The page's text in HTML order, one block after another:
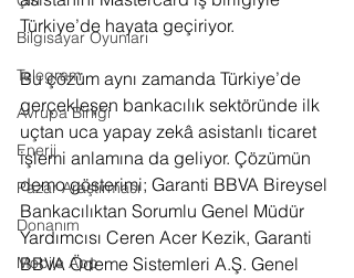
Bilgisayar Oyunları
Telegram
Avrupa Birliği
Enerji
Pazar Araştırması
Donanım
Mobile App
Türkiye’de hayata geçiriyor.
Bu çözüm aynı zamanda Türkiye’de
gerçekleşen bankacılık sektöründe ilk
uçtan uca yapay zekâ asistanlı ticaret
işlemi anlamına da geliyor. Çözümün
demo gösterimi; Garanti BBVA Bireysel
Bankacılıktan Sorumlu Genel Müdür
Yardımcısı Ceren Acer Kezik, Garanti
BBVA Ödeme Sistemleri A.Ş. Genel